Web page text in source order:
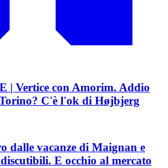
| Vertice con Amorim. Addio
C'è l'ok di Højbjerg
dalle vacanze di Maignan e
E occhio al mercato